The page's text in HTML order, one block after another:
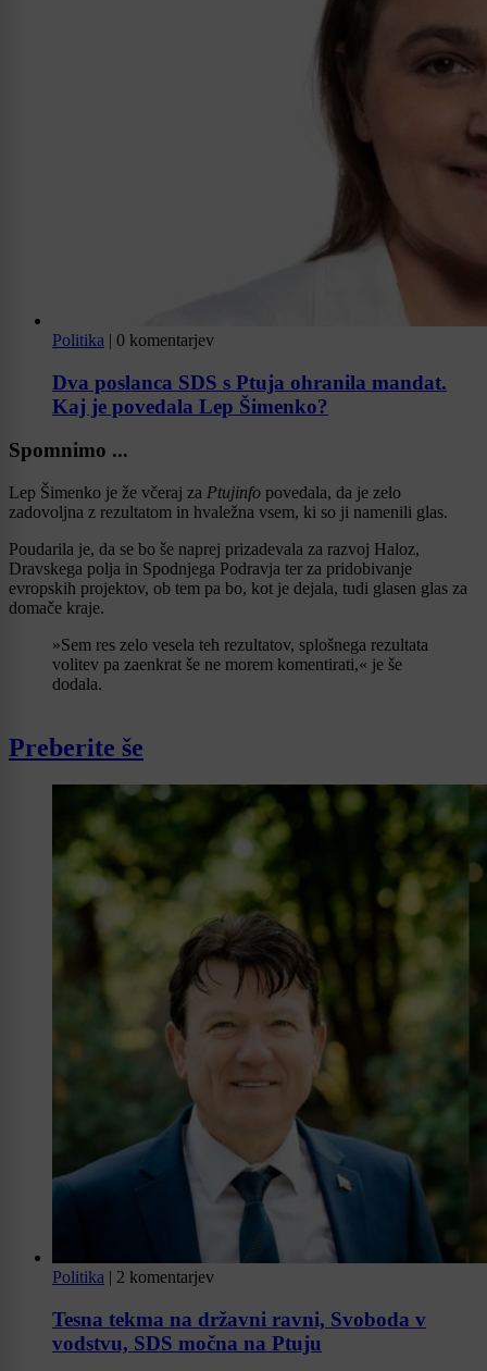
Politika | 0 komentarjev
Dva poslanca SDS s Ptuja ohranila mandat.
Kaj je povedala Lep Šimenko?
Spomnimo ...
Lep Šimenko je že včeraj za Ptujinfo povedala, da je zelo
zadovoljna z rezultatom in hvaležna vsem, ki so ji namenili glas.
Poudarila je, da se bo še naprej prizadevala za razvoj Haloz,
Dravskega polja in Spodnjega Podravja ter za pridobivanje
evropskih projektov, ob tem pa bo, kot je dejala, tudi glasen glas za
domače kraje.
»Sem res zelo vesela teh rezultatov, splošnega rezultata
volitev pa zaenkrat še ne morem komentirati,« je še
dodala.
Preberite še
Politika | 2 komentarjev
Tesna tekma na državni ravni, Svoboda v
vodstvu, SDS močna na Ptuju